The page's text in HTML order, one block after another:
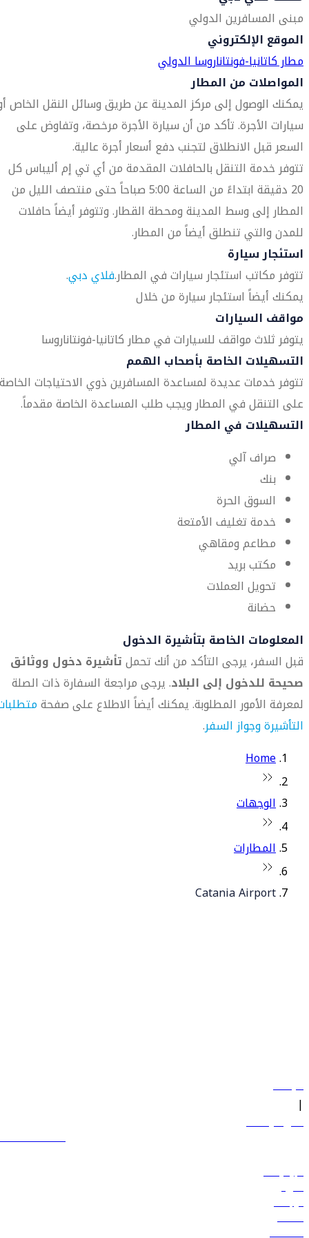
مبنى المسافرين الدولي
الموقع الإلكتروني
مطار كاتانيا-فونتاناروسا الدولي
المواصلات من المطار
يمكنك الوصول إلى مركز المدينة عن طريق وسائل النقل الخاص
سيارات الأجرة. تأكد من أن سيارة الأجرة مرخصة، وتفاوض على
السعر قبل الانطلاق لتجنب دفع أسعار أجرة عالية.
تتوفر خدمة التنقل بالحافلات المقدمة من أي تي إم أليباس كل
20 دقيقة ابتداءً من الساعة 5:00 صباحاً حتى منتصف الليل من
المطار إلى وسط المدينة ومحطة القطار. وتتوفر أيضاً حافلات
للمدن والتي تنطلق أيضاً من المطار.
استئجار سيارة
تتوفر مكاتب استئجار سيارات في المطار.
يمكنك أيضاً استئجار سيارة من خلال
فلاي دبي.
مواقف السيارات
يتوفر ثلاث مواقف للسيارات في مطار كاتانيا-فونتاناروسا
التسهيلات الخاصة بأصحاب الهمم
تتوفر خدمات عديدة لمساعدة المسافرين ذوي الاحتياجات الخاصة
على التنقل في المطار ويجب طلب المساعدة الخاصة مقدماً.
التسهيلات في المطار
صراف آلي
بنك
السوق الحرة
خدمة تغليف الأمتعة
مطاعم ومقاهي
مكتب بريد
تحويل العملات
حضانة
المعلومات الخاصة بتأشيرة الدخول
قبل السفر، يرجى التأكد من أنك تحملتأشيرة دخول ووثائق
صحيحة للدخول إلى البلاد. يرجى مراجعة السفارة ذات الصلة
لمعرفة الأمور المطلوبة. يمكنك أيضاً الاطلاع على صفحة
التأشيرة وجواز السفر.
Home
الوجهات
المطارات
Catania Airport
سياساتنا
|
الشروط والأحكام
600 544 445
حجز الرحلات
العروض
الوجهات
الأمتعة
المساعدة